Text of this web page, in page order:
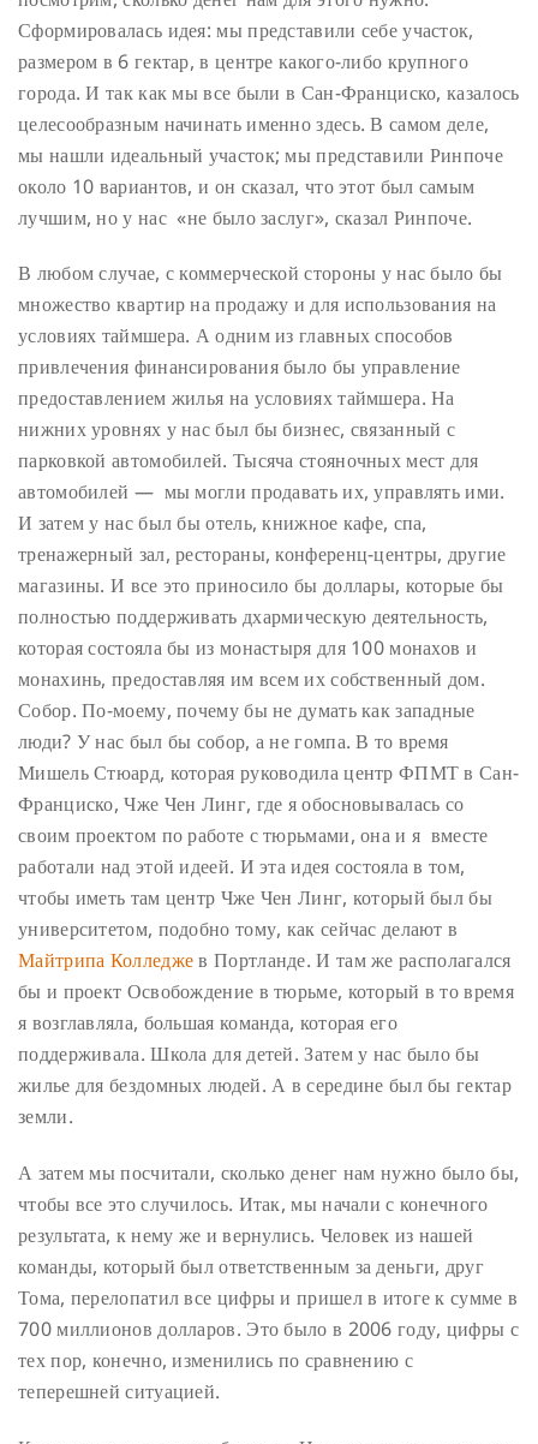
Сформировалась идея: мы представили себе участок,
размером в 6 гектар, в центре какого-либо крупного
города. И так как мы все были в Сан-Франциско, казалось
целесообразным начинать именно здесь. В самом деле,
мы нашли идеальный участок; мы представили Ринпоче
около 10 вариантов, и он сказал, что этот был самым
лучшим, но у нас «не было заслуг», сказал Ринпоче.
В любом случае, с коммерческой стороны у нас было бы
множество квартир на продажу и для использования на
условиях таймшера. А одним из главных способов
привлечения финансирования было бы управление
предоставлением жилья на условиях таймшера. На
нижних уровнях у нас был бы бизнес, связанный с
парковкой автомобилей. Тысяча стояночных мест для
автомобилей — мы могли продавать их, управлять ими.
И затем у нас был бы отель, книжное кафе, спа,
тренажерный зал, рестораны, конференц-центры, другие
магазины. И все это приносило бы доллары, которые бы
полностью поддерживать дхармическую деятельность,
которая состояла бы из монастыря для 100 монахов и
монахинь, предоставляя им всем их собственный дом.
Собор. По-моему, почему бы не думать как западные
люди? У нас был бы собор, а не гомпа. В то время
Мишель Стюард, которая руководила центр ФПМТ в Сан-
Франциско, Чже Чен Линг, где я обосновывалась со
своим проектом по работе с тюрьмами, она и я вместе
работали над этой идеей. И эта идея состояла в том,
чтобы иметь там центр Чже Чен Линг, который был бы
университетом, подобно тому, как сейчас делают в
Майтрипа Колледжев Портланде. И там же располагался
бы и проект Освобождение в тюрьме, который в то время
я возглавляла, большая команда, которая его
поддерживала. Школа для детей. Затем у нас было бы
жилье для бездомных людей. А в середине был бы гектар
земли.
А затем мы посчитали, сколько денег нам нужно было бы,
чтобы все это случилось. Итак, мы начали с конечного
результата, к нему же и вернулись. Человек из нашей
команды, который был ответственным за деньги, друг
Тома, перелопатил все цифры и пришел в итоге к сумме в
700 миллионов долларов. Это было в 2006 году, цифры с
тех пор, конечно, изменились по сравнению с
теперешней ситуацией.